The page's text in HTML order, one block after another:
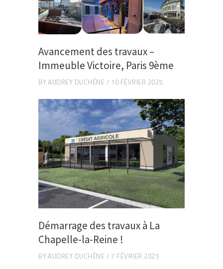
Avancement des travaux –
Immeuble Victoire, Paris 9ème
BYAUDREY DUCHÈNE 10 FÉVRIER 2025
Démarrage des travaux à La
Chapelle-la-Reine !
BYAUDREY DUCHÈNE 7 FÉVRIER 2025